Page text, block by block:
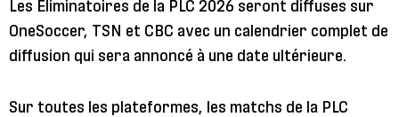
Les Éliminatoires de la PLC 2026 seront diffuses sur
OneSoccer, TSN et CBC avec un calendrier complet de
diffusion qui sera annoncé à une date ultérieure.
Sur toutes les plateformes, les matchs de la PLC